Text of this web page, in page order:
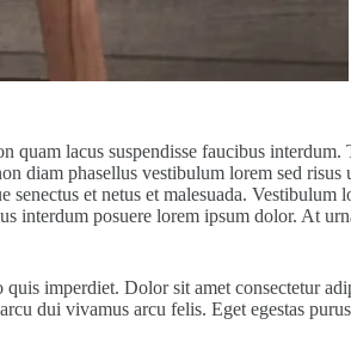
lacus suspendisse faucibus
diam phasellus vestibulum lorem sed risus
et netus et malesuada. Vestibulum
interdum posuere lorem ipsum dolor. At
imperdiet. Dolor sit amet consectetur
dui vivamus arcu felis. Eget egestas